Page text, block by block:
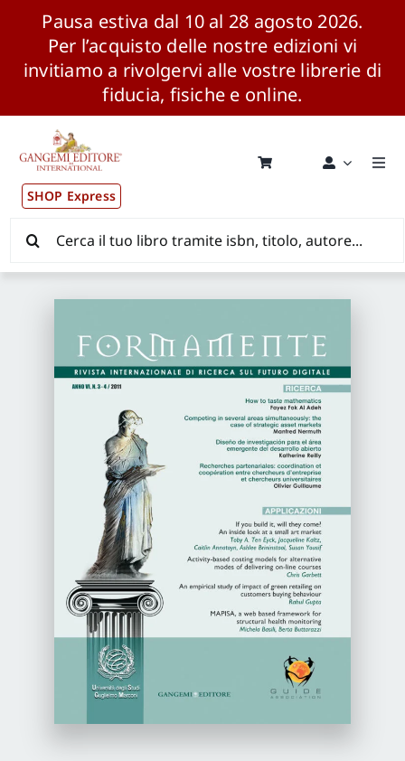
Pausa estiva dal 10 al 28 agosto 2026.
Per l’acquisto delle nostre edizioni vi
invitiamo a rivolgervi alle vostre librerie di
fiducia, fisiche e online.
contenuto
SHOP Express
Pubblicazioni
News ed Eventi
CONSIP / MEPA / ANVUR / CINECA
Proposte di pubblicazione
Gangemi Editore
Newsletter
per: